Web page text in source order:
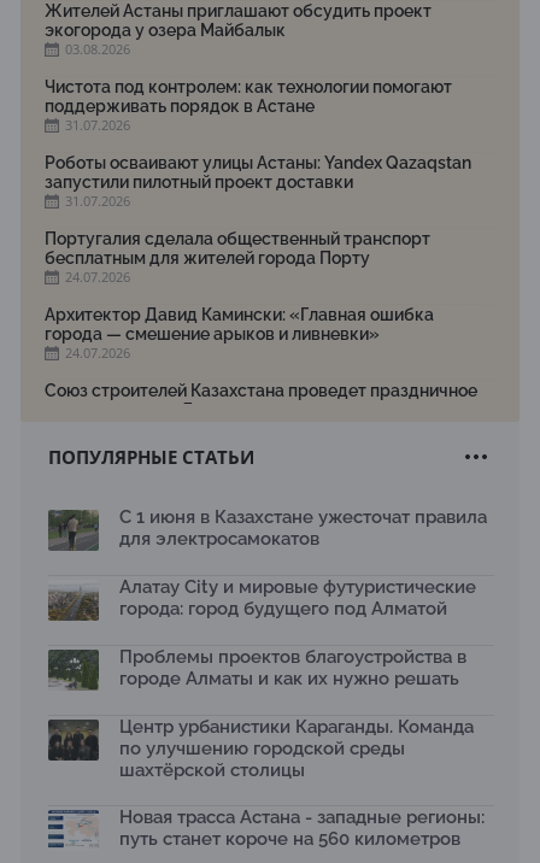
Жителей Астаны приглашают обсудить проект
экогорода у озера Майбалык
03.08.2026
Чистота под контролем: как технологии помогают
поддерживать порядок в Астане
31.07.2026
Роботы осваивают улицы Астаны: Yandex Qazaqstan
запустили пилотный проект доставки
31.07.2026
Португалия сделала общественный транспорт
бесплатным для жителей города Порту
24.07.2026
Архитектор Давид Камински: «Главная ошибка
города — смешение арыков и ливневки»
24.07.2026
Союз строителей Казахстана проведет праздничное
мероприятие ко Дню строителя
Новый Строительный кодекс: что изменилось для
Бауыржана Байбахтиева
17.07.2026
рободоставки в Астане
15.07.2026
2026 принимает заявки до 31 июля
13.07.2026
темой новой выставки в «Целинном»
13.07.2026
Қазақстан»: воспитанники подарили вторую жизнь
отходам
08.07.2026
ПОПУЛЯРНЫЕ СТАТЬИ
С 1 июня в Казахстане ужесточат правила
для электросамокатов
Алатау City и мировые футуристические
города: город будущего под Алматой
Проблемы проектов благоустройства в
городе Алматы и как их нужно решать
Центр урбанистики Караганды. Команда
по улучшению городской среды
шахтёрской столицы
Новая трасса Астана - западные регионы:
путь станет короче на 560 километров